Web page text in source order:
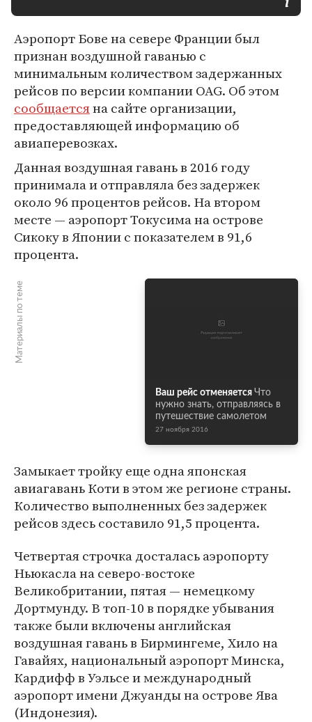
Аэропорт Бове на севере Франции был
признан воздушной гаванью с
минимальным количеством задержанных
рейсов по версии компании OAG. Об этом
сообщаетсяна сайте организации,
предоставляющей информацию об
авиаперевозках.
Данная воздушная гавань в 2016 году
принимала и отправляла без задержек
около 96 процентов рейсов. На втором
месте — аэропорт Токусима на острове
Сикоку в Японии с показателем в 91,6
процента.
Материалы по теме
Ваш рейс отменяется Что
нужно знать, отправляясь в
путешествие самолетом
27 ноября 2016
Замыкает тройку еще одна японская
авиагавань Коти в этом же регионе страны.
Количество выполненных без задержек
рейсов здесь составило 91,5 процента.
Четвертая строчка досталась аэропорту
Ньюкасла на северо-востоке
Великобритании, пятая — немецкому
Дортмунду. В топ-10 в порядке убывания
также были включены английская
воздушная гавань в Бирмингеме, Хило на
Гавайях, национальный аэропорт Минска,
Кардифф в Уэльсе и международный
аэропорт имени Джуанды на острове Ява
(Индонезия).